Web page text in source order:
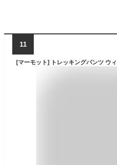
11